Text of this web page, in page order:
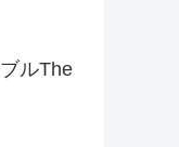
ルThe